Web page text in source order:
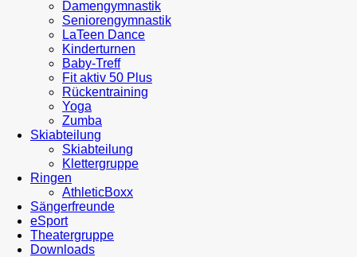
Damengymnastik
Seniorengymnastik
LaTeen Dance
Kinderturnen
Baby-Treff
Fit aktiv 50 Plus
Rückentraining
Yoga
Zumba
Skiabteilung
Skiabteilung
Klettergruppe
Ringen
AthleticBoxx
Sängerfreunde
eSport
Theatergruppe
Downloads